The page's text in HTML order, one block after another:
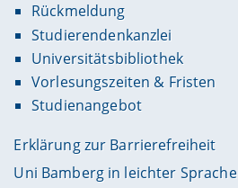
Rückmeldung
Studierendenkanzlei
Universitätsbibliothek
Vorlesungszeiten & Fristen
Studienangebot
Erklärung zur Barrierefreiheit
Uni Bamberg in leichter Sprache